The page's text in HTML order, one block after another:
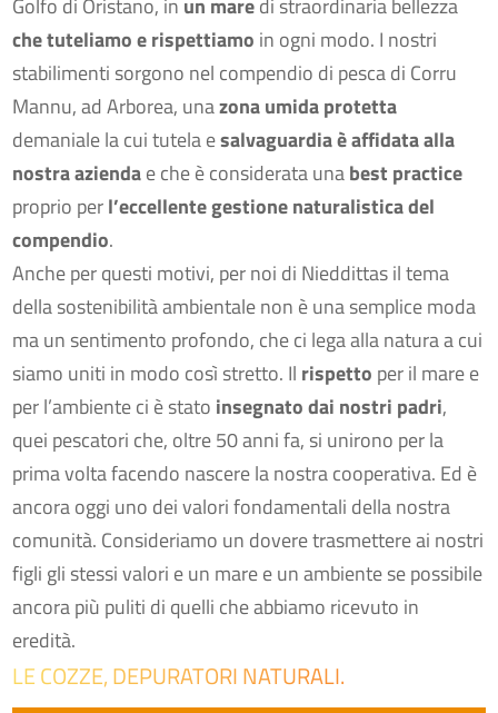
che tuteliamo e rispettiamo in ogni modo. I nostri
stabilimenti sorgono nel compendio di pesca di Corru
Mannu, ad Arborea, unazona umida protetta
demaniale la cui tutela esalvaguardia è affidata alla
nostra aziendae che è considerata unabest practice
proprio perl’eccellente gestione naturalistica del
compendio.
Anche per questi motivi, per noi di Nieddittas il tema
della sostenibilità ambientale non è una semplice moda
ma un sentimento profondo, che ci lega alla natura a cui
siamo uniti in modo così stretto. Il rispetto per il mare e
per l’ambiente ci è stato insegnato dai nostri padri,
quei pescatori che, oltre 50 anni fa, si unirono per la
prima volta facendo nascere la nostra cooperativa. Ed è
ancora oggi uno dei valori fondamentali della nostra
comunità. Consideriamo un dovere trasmettere ai nostri
figli gli stessi valori e un mare e un ambiente se possibile
ancora più puliti di quelli che abbiamo ricevuto in
eredità.
LE COZZE, DEPURATORI NATURALI.